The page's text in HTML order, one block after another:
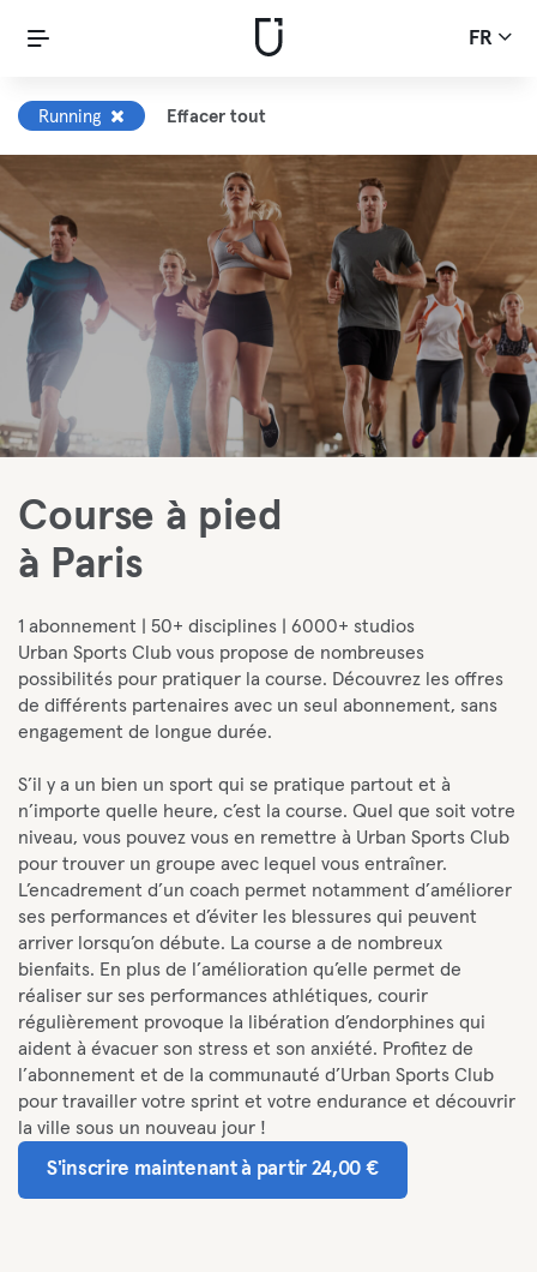
FR
Running Effacer tout
Course à pied
à Paris
1 abonnement | 50+ disciplines | 6000+ studios
Urban Sports Club vous propose de nombreuses
possibilités pour pratiquer la course. Découvrez les offres
de différents partenaires avec un seul abonnement, sans
engagement de longue durée.
S’il y a un bien un sport qui se pratique partout et à
n’importe quelle heure, c’est la course. Quel que soit votre
niveau, vous pouvez vous en remettre à Urban Sports Club
pour trouver un groupe avec lequel vous entraîner.
L’encadrement d’un coach permet notamment d’améliorer
ses performances et d’éviter les blessures qui peuvent
arriver lorsqu’on débute. La course a de nombreux
bienfaits. En plus de l’amélioration qu’elle permet de
réaliser sur ses performances athlétiques, courir
régulièrement provoque la libération d’endorphines qui
aident à évacuer son stress et son anxiété. Profitez de
l’abonnement et de la communauté d’Urban Sports Club
pour travailler votre sprint et votre endurance et découvrir
la ville sous un nouveau jour !
S'inscrire maintenant à partir 24,00 €